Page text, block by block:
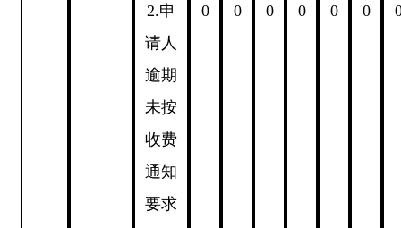
2.申
请人
逾期
未按
收费
通知
要求
0 0 0 0 0 0